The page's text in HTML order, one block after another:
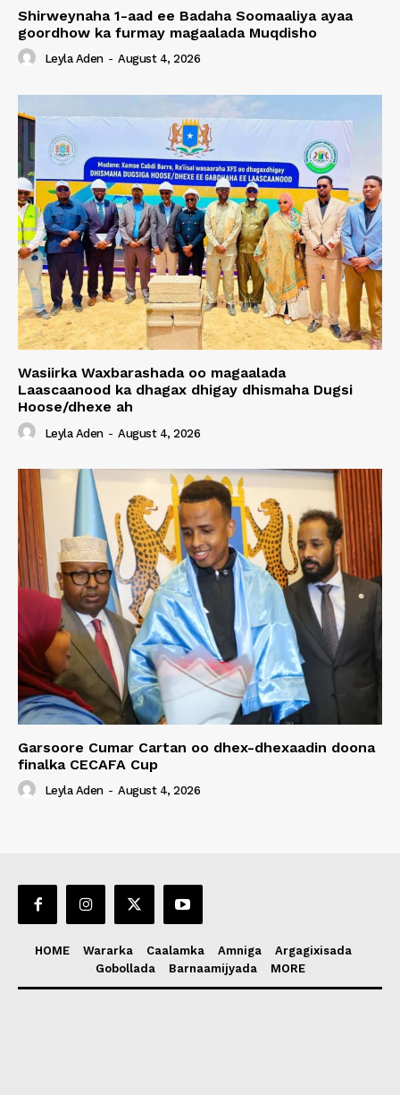
Shirweynaha 1-aad ee Badaha Soomaaliya ayaa
goordhow ka furmay magaalada Muqdisho
Leyla Aden - August 4, 2026
Wasiirka Waxbarashada oo magaalada
Laascaanood ka dhagax dhigay dhismaha Dugsi
Hoose/dhexe ah
Leyla Aden - August 4, 2026
Garsoore Cumar Cartan oo dhex-dhexaadin doona
finalka CECAFA Cup
Leyla Aden - August 4, 2026
HOME Wararka Caalamka Amniga
Argagixisada
Gobollada
Barnaamijyada MORE